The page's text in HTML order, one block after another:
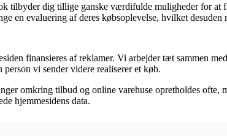
tilbyder dig tillige ganske værdifulde muligheder for at
en evaluering af deres købsoplevelse, hvilket
finansieres af reklamer. Vi arbejder tæt sammen
person vi sender videre realiserer et køb.
omkring tilbud og online varehuse opretholdes ofte,
hjemmesidens data.